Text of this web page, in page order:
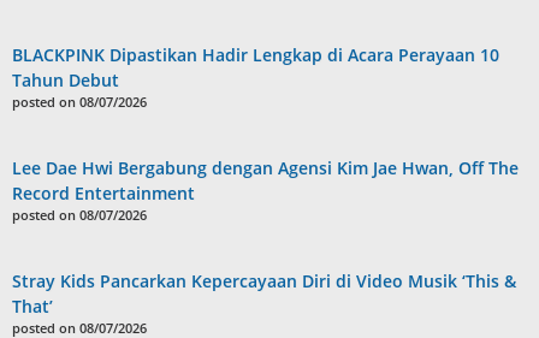
BLACKPINK Dipastikan Hadir Lengkap di Acara Perayaan 10
Tahun Debut
posted on 08/07/2026
Lee Dae Hwi Bergabung dengan Agensi Kim Jae Hwan, Off The
Record Entertainment
posted on 08/07/2026
Stray Kids Pancarkan Kepercayaan Diri di Video Musik ‘This &
That’
posted on 08/07/2026